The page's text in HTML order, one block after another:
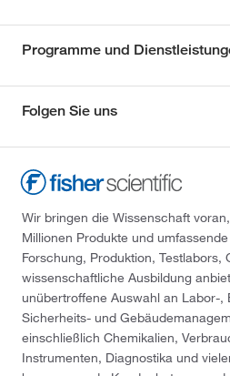
Programme und
Folgen Sie uns
Wir bringen die Wissenschaft
Millionen Produkte und
Forschung, Produktion, Testlabors,
wissenschaftliche Ausbildung
unübertroffene Auswahl an Labor-,
Sicherheits- und
einschließlich Chemikalien,
Instrumenten, Diagnostika und